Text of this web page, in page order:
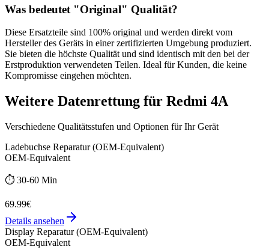
Was bedeutet "Original" Qualität?
Diese Ersatzteile sind 100% original und werden direkt vom
Hersteller des Geräts in einer zertifizierten Umgebung produziert.
Sie bieten die höchste Qualität und sind identisch mit den bei der
Erstproduktion verwendeten Teilen. Ideal für Kunden, die keine
Kompromisse eingehen möchten.
Weitere Datenrettung für Redmi 4A
Verschiedene Qualitätsstufen und Optionen für Ihr Gerät
Ladebuchse Reparatur (OEM-Equivalent)
OEM-Equivalent
⏱️ 30-60 Min
69.99€
Details ansehen
Display Reparatur (OEM-Equivalent)
OEM-Equivalent